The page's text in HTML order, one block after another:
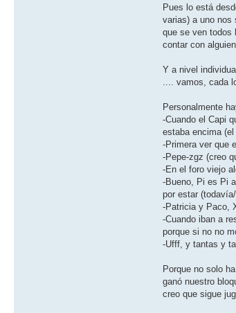
Pues lo está
varias) a uno nos
que se ven todos
contar con
Y a nivel
.... vamos, cada
Personalmente
-Cuando el Capi
estaba encima
-Primera ver que
-Pepe-zgz (creo
-En el foro viejo
-Bueno, Pi es Pi
por estar
-Patricia y Paco,
-Cuando iban a
porque si no no
-Ufff, y tantas y
Porque no solo
ganó nuestro
creo que sigue